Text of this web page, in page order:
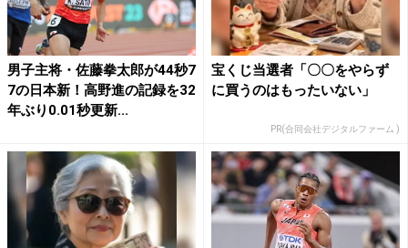
男子主将・佐藤拳太郎が44秒7
7の日本新！高野進の記録を32
年ぶり0.01秒更新...
宝くじ当選者「〇〇をやらず
に買うのはもったいない」
PR(合同会社デジタルファーム )